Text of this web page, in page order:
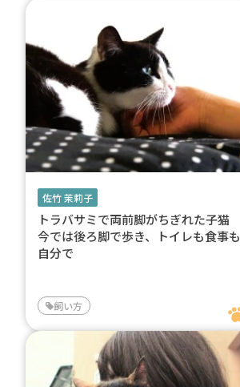
佐竹 茉莉子
トラバサミで両前脚がちぎれた子猫
今では後ろ脚で歩き、トイレも食事も
自分で
飼い方